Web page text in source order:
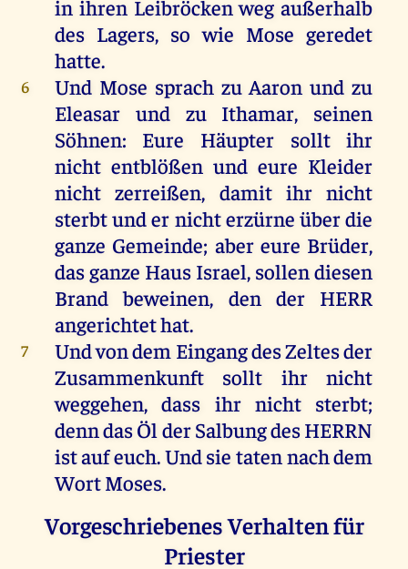
in ihrenLeibröckenweg außerhalb
des Lagers, so wie Mose geredet
hatte.
6 Und Mose sprach zu Aaron und zu
Eleasar und zu Ithamar, seinen
Söhnen: Eure Häupter sollt
ihr
nicht entblößen und eure Kleider
nicht zerreißen, damit ihr nicht
sterbtunder nichterzürne überdie
ganze Gemeinde; aber eure Brüder,
dasganze Haus Israel, sollendiesen
Brand beweinen, den der HERR
angerichtethat.
7 Undvondem EingangdesZeltesder
Zusammenkunft sollt ihr
nicht
weggehen, dass ihr nicht sterbt;
denndasÖl derSalbungdesHERRN
istaufeuch.Undsie tatennachdem
WortMoses.
Vorgeschriebenes Verhalten für
Priester